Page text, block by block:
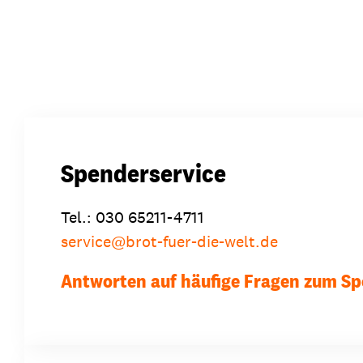
Spenderservice
Tel.: 030 65211-4711
service@brot-fuer-die-welt.de
Antworten auf häufige Fragen zum